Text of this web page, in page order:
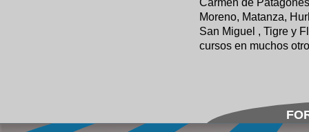
Moreno, Matanza,
San Miguel , Tigre y
cursos en muchos